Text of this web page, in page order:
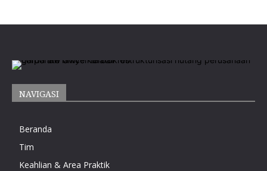
NAVIGASI
Beranda
Tim
Keahlian & Area Praktik